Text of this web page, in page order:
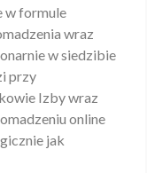
w formule
wraz
w siedzibie
przy
Izby wraz
online
jak